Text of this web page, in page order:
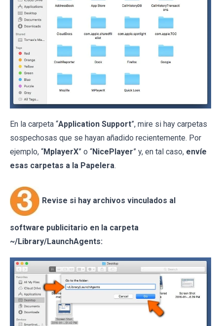
En la carpeta “Application Support”, mire si hay carpetas
sospechosas que se hayan añadido recientemente. Por
ejemplo, “MplayerX” o “NicePlayer” y, en tal caso, envíe
esas carpetas a la Papelera.
Revise si hay archivos vinculados al
software publicitario en la carpeta
~/Library/LaunchAgents: